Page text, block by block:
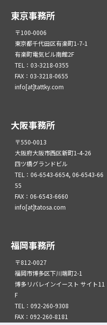
東京事務所
〒100-0006
東京都千代田区有楽町1-7-1
有楽町電気ビル南館2F
TEL：03-3218-0355
FAX：03-3218-0655
info[at]tattky.com
大阪事務所
〒550-0013
大阪府大阪市西区新町1-4-26
四ツ橋グランドビル
TEL：06-6543-6654, 06-6543-66
55
FAX：06-6543-6660
info[at]tatosa.com
福岡事務所
〒812-0027
福岡市博多区下川端町2-1
博多リバレインイースト サイト11
F
TEL：092-260-9308
FAX：092-260-8181